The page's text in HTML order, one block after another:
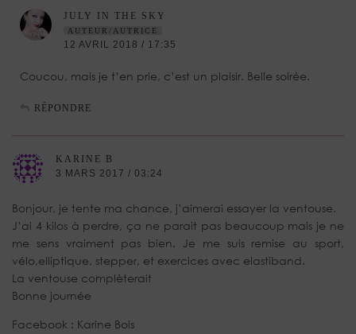
JULY IN THE SKY
AUTEUR/AUTRICE
12 AVRIL 2018 / 17:35
Coucou, mais je t’en prie, c’est un plaisir. Belle soirée.
RÉPONDRE
KARINE B
3 MARS 2017 / 03:24
Bonjour, je tente ma chance, j’aimerai essayer la ventouse.
J’ai 4 kilos à perdre, ça ne parait pas beaucoup mais je ne
me sens vraiment pas bien. Je me suis remise au sport,
vélo,elliptique, stepper, et exercices avec elastiband.
La ventouse complèterait
Bonne journée
Facebook : Karine Bois